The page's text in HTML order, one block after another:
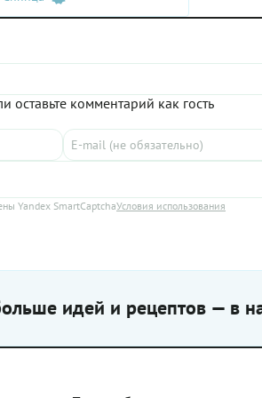
и черного перца,
или любимые сухие
готовую смесь пряностей
Фарш берите любой –
куриный или их смесь.
будет вкуснее, если вы
его сами из качественного
оставьте комментарий как гость
Yandex SmartCaptchaУсловия использования
идей и рецептов — в